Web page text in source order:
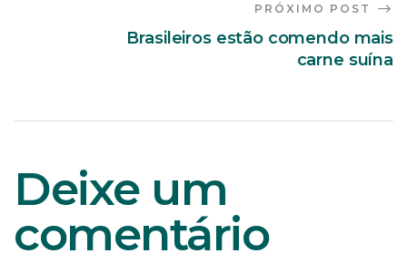
PRÓXIMO POST
Brasileiros estão comendo mais
carne suína
Deixe um
comentário